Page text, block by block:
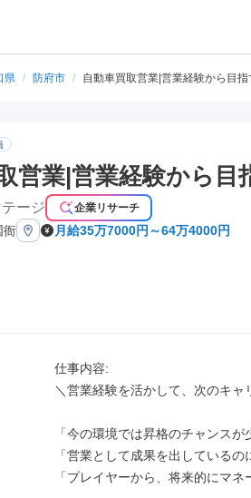
県 / 防府市 / 自動車買取営業|営業経験から目
営業|営業経験から
ージ 企業リサーチ
衙 月給35万7000円～64万4000円
仕事内容:
＼営業経験を活かして、次のキャ
「今の環境では昇格のチャンスが
「営業として成果を出している
「プレイヤーから、将来的にマネ